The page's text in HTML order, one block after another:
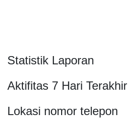
Statistik Laporan
Aktifitas 7 Hari Terakhir
Lokasi nomor telepon